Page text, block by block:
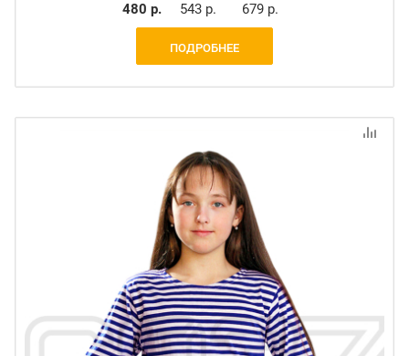
480 р. 543 р. 679 р.
ПОДРОБНЕЕ